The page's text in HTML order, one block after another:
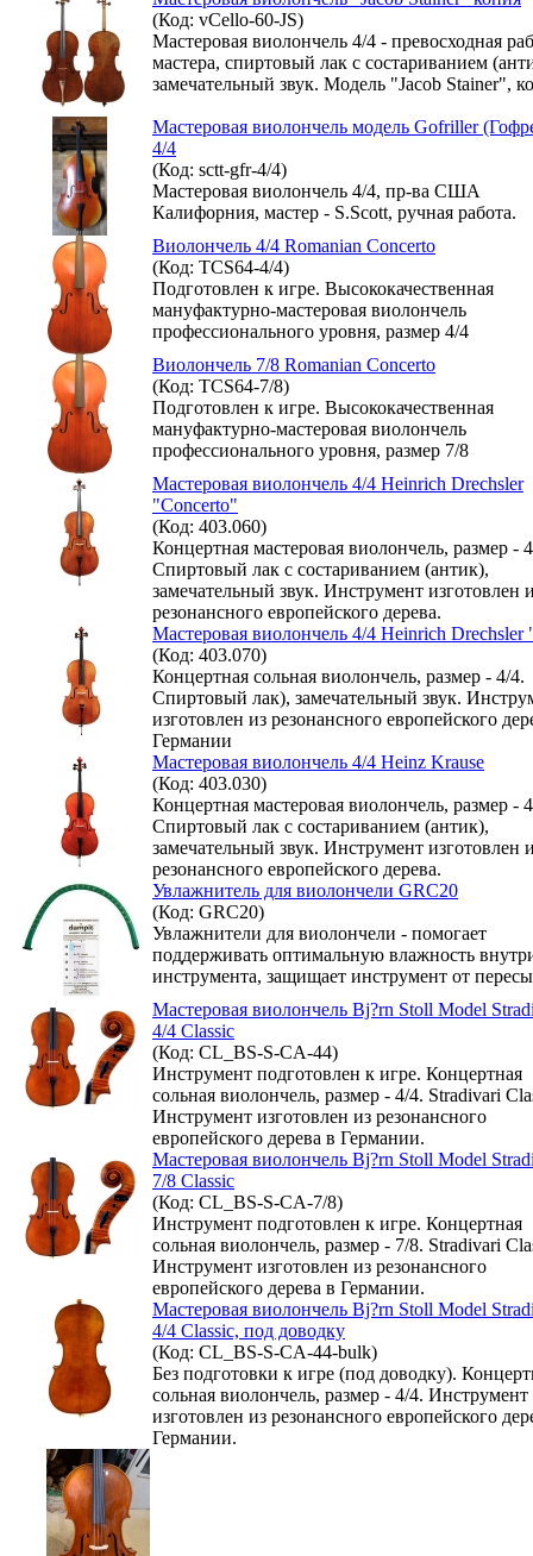
(Код: vCello-60-JS)
Мастеровая виолончель 4/4 - превосходная
мастера, спиртовый лак с состариванием
замечательный звук. Модель "Jacob Stainer",
Мастеровая виолончель модель Gofriller
4/4
(Код: sctt-gfr-4/4)
Мастеровая виолончель 4/4, пр-ва США
Калифорния, мастер - S.Scott, ручная работа.
Виолончель 4/4 Romanian Concerto
(Код: TCS64-4/4)
Подготовлен к игре. Высококачественная
мануфактурно-мастеровая виолончель
профессионального уровня, размер 4/4
Виолончель 7/8 Romanian Concerto
(Код: TCS64-7/8)
Подготовлен к игре. Высококачественная
мануфактурно-мастеровая виолончель
профессионального уровня, размер 7/8
Мастеровая виолончель 4/4 Heinrich Drechsler
"Concerto"
(Код: 403.060)
Концертная мастеровая виолончель, размер -
Спиртовый лак с состариванием (антик),
замечательный звук. Инструмент изготовлен
резонансного европейского дерева.
Мастеровая виолончель 4/4 Heinrich Drechsler
(Код: 403.070)
Концертная сольная виолончель, размер - 4/4.
Спиртовый лак), замечательный звук.
изготовлен из резонансного европейского
Германии
Мастеровая виолончель 4/4 Heinz Krause
(Код: 403.030)
Концертная мастеровая виолончель, размер -
Спиртовый лак с состариванием (антик),
замечательный звук. Инструмент изготовлен
резонансного европейского дерева.
Увлажнитель для виолончели GRC20
(Код: GRC20)
Увлажнители для виолончели - помогает
поддерживать оптимальную влажность
инструмента, защищает инструмент от
Мастеровая виолончель Bj?rn Stoll Model
4/4 Classic
(Код: CL_BS-S-CA-44)
Инструмент подготовлен к игре. Концертная
сольная виолончель, размер - 4/4. Stradivari
Инструмент изготовлен из резонансного
европейского дерева в Германии.
Мастеровая виолончель Bj?rn Stoll Model
7/8 Classic
(Код: CL_BS-S-CA-7/8)
Инструмент подготовлен к игре. Концертная
сольная виолончель, размер - 7/8. Stradivari
Инструмент изготовлен из резонансного
европейского дерева в Германии.
Мастеровая виолончель Bj?rn Stoll Model
4/4 Classic, под доводку
(Код: CL_BS-S-CA-44-bulk)
Без подготовки к игре (под доводку).
сольная виолончель, размер - 4/4. Инструмент
изготовлен из резонансного европейского
Германии.